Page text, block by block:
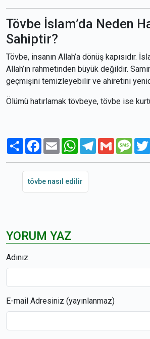
Tövbe İslam’da Neden
Sahiptir?
Tövbe, insanın Allah’a dönüş kapısıdır.
Allah’ın rahmetinden büyük değildir.
geçmişini temizleyebilir ve ahiretini
Ölümü hatırlamak tövbeye, tövbe ise
PaylaşFacebook
Email WhatsAppTelegram
Gmail
tövbe nasıl edilir
YORUM YAZ
Adınız
E-mail Adresiniz (yayınlanmaz)